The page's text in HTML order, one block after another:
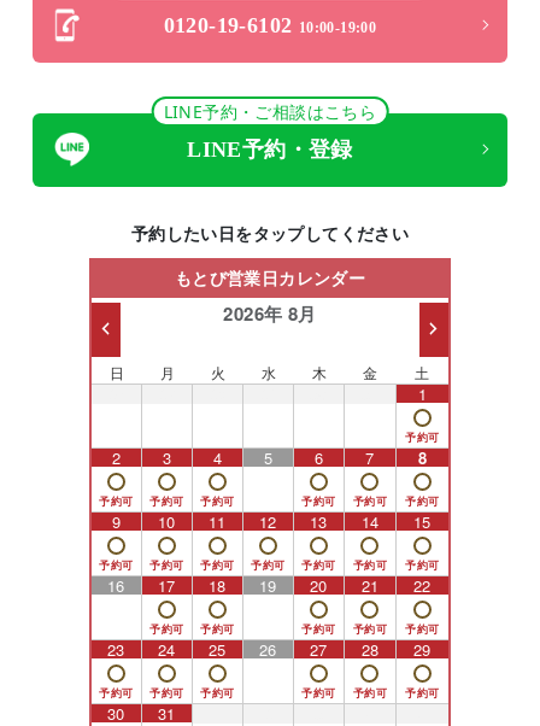
0120-19-6102 10:00-19:00
LINE予約・ご相談はこちら
LINE予約・登録
予約したい日をタップしてください
もとび営業日カレンダー
2026年 8月
日 月 火 水 木 金 土
1
2 3 4 5 6 7 8
9 10 11 12 13 14 15
16 17 18 19 20 21 22
23 24 25 26 27 28 29
30 31